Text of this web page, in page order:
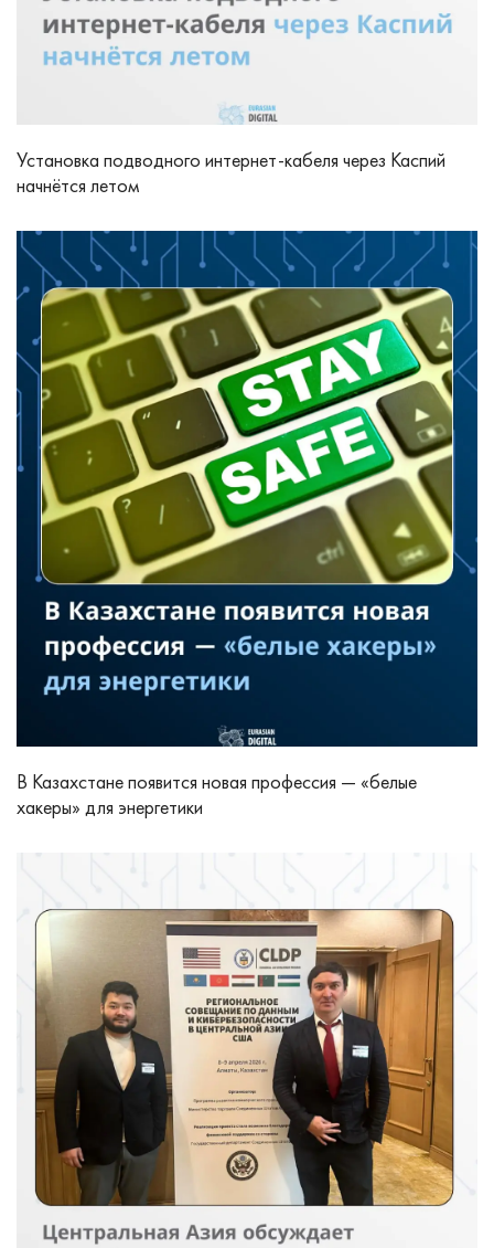
Установка подводного интернет‑кабеля через Каспий
начнётся летом
В Казахстане появится новая профессия — «белые
хакеры» для энергетики